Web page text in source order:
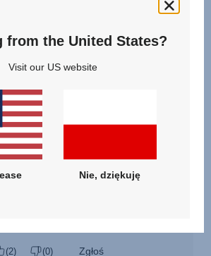
from the United States?
Visit our US website
Nie, dziękuję